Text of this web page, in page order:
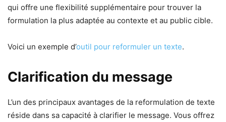
qui offre une flexibilité supplémentaire pour trouver la
formulation la plus adaptée au contexte et au public cible.
Voici un exemple d’outil pour reformuler un texte.
Clarification du message
L’un des principaux avantages de la reformulation de texte
réside dans sa capacité à clarifier le message. Vous offrez